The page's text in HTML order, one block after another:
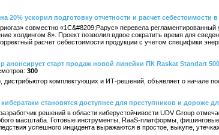
20% ускорил подготовку отчетности и расчет себестоимости в
совместно «1С&#8209;Рарус» перевела
холдингом 8». Проект позволил вдвое сократить время для
расчет себестоимости продукции с учетом специфики
анонсирует старт продаж новой линейки ПК Raskat Standart
300
дистрибьютор комплектующих и ИТ-решений, объявляет о начале
становятся доступнее для преступников и дороже
решений в области киберустойчивости UDV Group
масштаба. Готовые инструменты, RaaS-платформы,
успешного инцидента выражаются в простое, выкупе,